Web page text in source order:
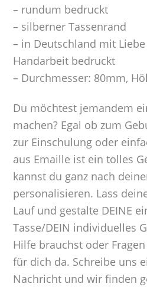
– rundum bedruckt
– silberner Tassenrand
– in Deutschland mit
Handarbeit bedruckt
– Durchmesser: 80mm,
Du möchtest jemandem
machen? Egal ob zum
zur Einschulung oder
aus Emaille ist ein tolles
kannst du ganz nach
personalisieren. Lass
Lauf und gestalte DEINE
Tasse/DEIN individuelles
Hilfe brauchst oder
für dich da. Schreibe uns
Nachricht und wir finden